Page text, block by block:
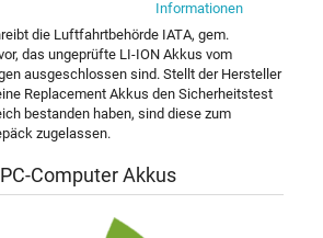
Informationen
die Luftfahrtbehörde IATA, gem.
das ungeprüfte LI-ION Akkus vom
ausgeschlossen sind. Stellt der Hersteller
Replacement Akkus den Sicherheitstest
bestanden haben, sind diese zum
zugelassen.
Computer Akkus